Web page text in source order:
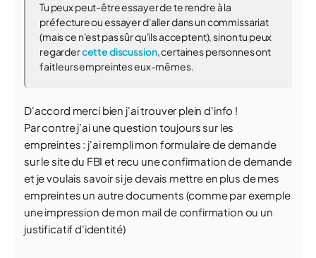
Tu peux peut-être essayer de te rendre à la
préfecture ou essayer d'aller dans un commissariat
(mais ce n'est pas sûr qu'ils acceptent), sinon tu peux
regardercette discussion, certaines personnes ont
fait leurs empreintes eux-mêmes.
D'accord merci bien j'ai trouver plein d'info !
Par contre j'ai une question toujours sur les
empreintes : j'ai rempli mon formulaire de demande
sur le site du FBI et recu une confirmation de demande
et je voulais savoir si je devais mettre en plus de mes
empreintes un autre documents (comme par exemple
une impression de mon mail de confirmation ou un
justificatif d'identité)